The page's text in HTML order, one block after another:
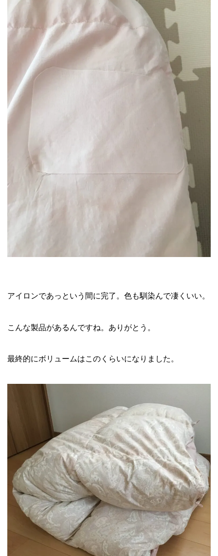
アイロンであっという間に完了。色も馴染んで凄くいい。
こんな製品があるんですね。ありがとう。
最終的にボリュームはこのくらいになりました。